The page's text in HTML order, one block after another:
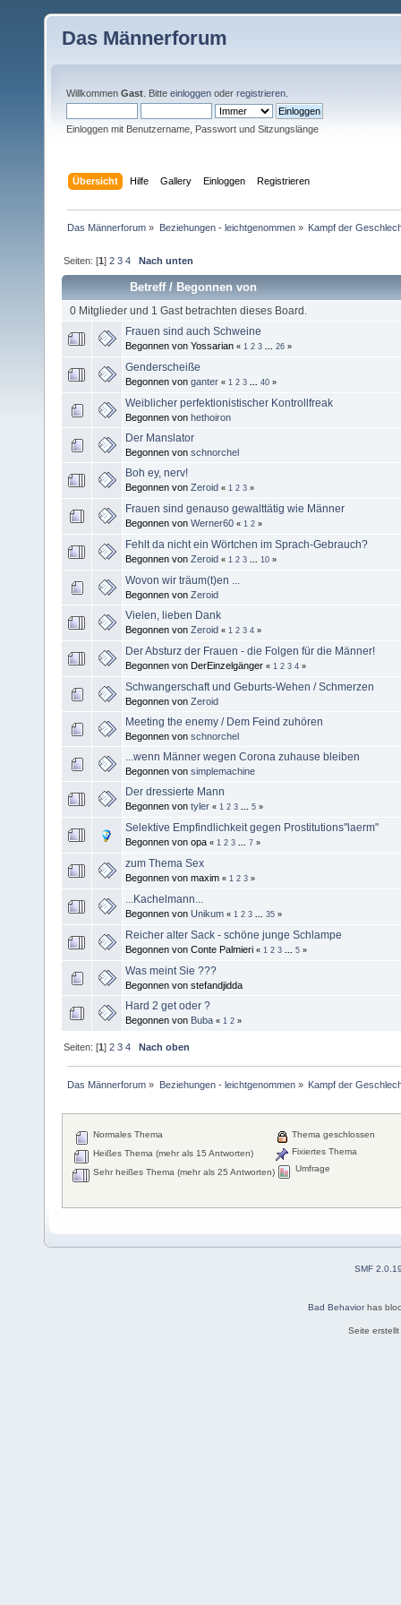
Das Männerforum
Willkommen Gast . Bitte einloggen oder registrieren
Einloggen mit Benutzername, Passwort und Sitzungslänge
Übersicht Hilfe Gallery Einloggen Registrieren
Das Männerforum » Beziehungen - leichtgenommen» Kampf der
Seiten: [1]2 3 4 Nach unten
Betreff/Begonnen von
0 Mitglieder und 1 Gast betrachten dieses Board.
Frauen sind auch Schweine
Begonnen von Yossarian « 1 2 3 26 »
Genderscheiße
Begonnen von ganter « 1 2 3 40 »
Weiblicher perfektionistischer Kontrollfreak
Begonnen von hethoiron
Der Manslator
Begonnen von schnorchel
Boh ey, nerv!
Begonnen von Zeroid « 1 2 3 »
Frauen sind genauso gewalttätig wie Männer
Begonnen von Werner60 « 1 2 »
Fehlt da nicht ein Wörtchen im Sprach-Gebrauch?
Begonnen von Zeroid « 1 2 3 10 »
Wovon wir träum(t)en ...
Begonnen von Zeroid
Vielen, lieben Dank
Begonnen von Zeroid « 1 2 3 4 »
Der Absturz der Frauen - die Folgen für die Männer!
Begonnen von DerEinzelgänger « 1 2 3 4 »
Schwangerschaft und Geburts-Wehen / Schmerzen
Begonnen von Zeroid
Meeting the enemy / Dem Feind zuhören
Begonnen von schnorchel
...wenn Männer wegen Corona zuhause bleiben
Begonnen von simplemachine
Der dressierte Mann
Begonnen von tyler « 1 2 3 5 »
Selektive Empfindlichkeit gegen Prostitutions"laerm"
Begonnen von opa « 1 2 3 7 »
zum Thema Sex
Begonnen von maxim « 1 2 3 »
...Kachelmann...
Begonnen von Unikum « 1 2 3 35 »
Reicher alter Sack - schöne junge Schlampe
Begonnen von Conte Palmieri « 1 2 3 5 »
Was meint Sie ???
Begonnen von stefandjidda
Hard 2 get oder ?
Begonnen von Buba « 1 2 »
Seiten: [1]2 3 4 Nach oben
Das Männerforum » Beziehungen - leichtgenommen» Kampf der
Normales Thema
Heißes Thema (mehr als 15 Antworten)
Sehr heißes Thema (mehr als 25 Antworten)
Thema geschlossen
Fixiertes Thema
Umfrage
SMF
Bad Behaviorhas
Seite